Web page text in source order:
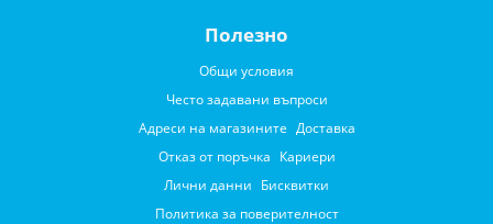
Полезно
Общи условия
Често задавани въпроси
Адреси на магазините Доставка
Отказ от поръчка Кариери
Лични данни Бисквитки
Политика за поверителност